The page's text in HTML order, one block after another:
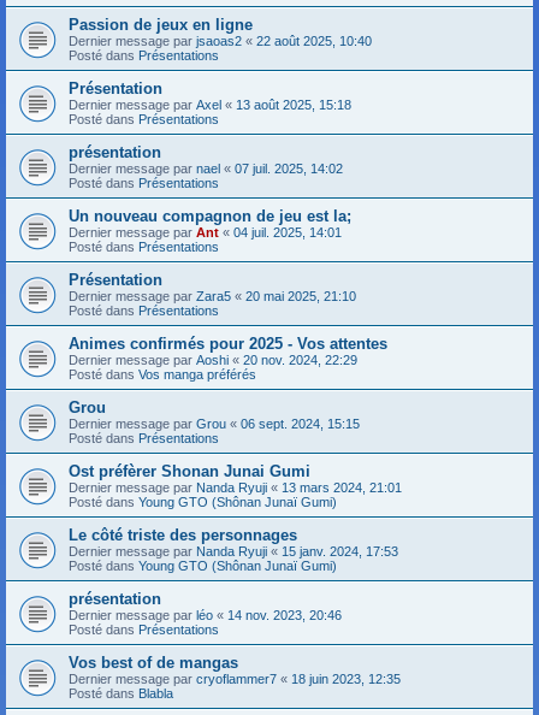
Passion de jeux en ligne
Dernier message par jsaoas2 « 22 août 2025, 10:40
Posté dans Présentations
Présentation
Dernier message par Axel « 13 août 2025, 15:18
Posté dans Présentations
présentation
Dernier message par nael « 07 juil. 2025, 14:02
Posté dans Présentations
Un nouveau compagnon de jeu est la;
Dernier message par Ant « 04 juil. 2025, 14:01
Posté dans Présentations
Présentation
Dernier message par Zara5 « 20 mai 2025, 21:10
Posté dans Présentations
Animes confirmés pour 2025 - Vos attentes
Dernier message par Aoshi « 20 nov. 2024, 22:29
Posté dans Vos manga préférés
Grou
Dernier message par Grou « 06 sept. 2024, 15:15
Posté dans Présentations
Ost préfèrer Shonan Junai Gumi
Dernier message par Nanda Ryuji « 13 mars 2024, 21:01
Posté dans Young GTO (Shônan Junaï Gumi)
Le côté triste des personnages
Dernier message par Nanda Ryuji « 15 janv. 2024, 17:53
Posté dans Young GTO (Shônan Junaï Gumi)
présentation
Dernier message par léo « 14 nov. 2023, 20:46
Posté dans Présentations
Vos best of de mangas
Dernier message par cryoflammer7 « 18 juin 2023, 12:35
Posté dans Blabla